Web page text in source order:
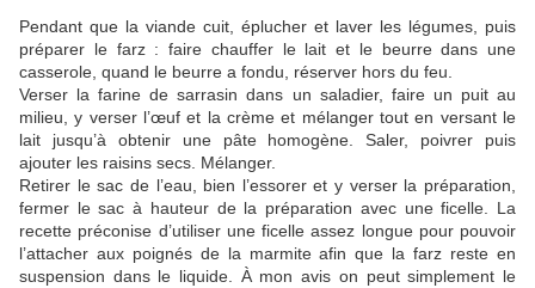
Pendant que la viande cuit, éplucher et laver les légumes, puis
préparer le farz : faire chauffer le lait et le beurre dans une
casserole, quand le beurre a fondu, réserver hors du feu.
Verser la farine de sarrasin dans un saladier, faire un puit au
milieu, y verser l’œuf et la crème et mélanger tout en versant le
lait jusqu’à obtenir une pâte homogène. Saler, poivrer puis
ajouter les raisins secs. Mélanger.
Retirer le sac de l’eau, bien l’essorer et y verser la préparation,
fermer le sac à hauteur de la préparation avec une ficelle. La
recette préconise d’utiliser une ficelle assez longue pour pouvoir
l’attacher aux poignés de la marmite afin que la farz reste en
suspension dans le liquide. À mon avis on peut simplement le